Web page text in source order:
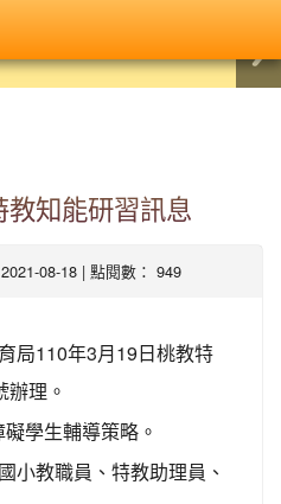
知能研習訊息
08-18 | 點閱數： 949
局110年3月19日桃教特
理。
學生輔導策略。
小教職員、特教助理員、